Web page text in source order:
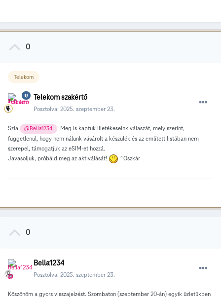
0
Telekom
Telekom szakértő
Posztolva: 2025. szeptember 23.
Szia @Bella1234
! Meg is kaptuk illetékeseink válaszát, mely szerint,
függetlenül, hogy nem nálunk vásárolt a készülék és az említett listában nem
szerepel, támogatjuk az eSIM-et hozzá.
Javasoljuk, próbáld meg az aktiválását!
^Oszkár
0
Bella1234
Posztolva: 2025. szeptember 23.
Köszönöm a gyors visszajelzést. Szombaton (szeptember 20-án) egyik üzletükben